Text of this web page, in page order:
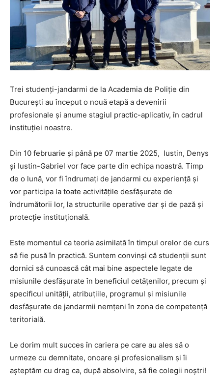
Trei studenți-jandarmi de la Academia de Poliție din
București au început o nouă etapă a devenirii
profesionale și anume stagiul practic-aplicativ, în cadrul
instituției noastre.
Din 10 februarie și până pe 07 martie 2025, Iustin, Denys
și Iustin-Gabriel vor face parte din echipa noastră. Timp
de o lună, vor fi îndrumaţi de jandarmi cu experiență şi
vor participa la toate activităţile desfăşurate de
îndrumătorii lor, la structurile operative dar și de pază și
protecție instituțională.
Este momentul ca teoria asimilată în timpul orelor de curs
să fie pusă în practică. Suntem convinși că studenții sunt
dornici să cunoască cât mai bine aspectele legate de
misiunile desfăşurate în beneficiul cetățenilor, precum și
specificul unităţii, atribuţiile, programul şi misiunile
desfăşurate de jandarmii nemțeni în zona de competenţă
teritorială.
Le dorim mult succes în cariera pe care au ales să o
urmeze cu demnitate, onoare și profesionalism și îi
așteptăm cu drag ca, după absolvire, să fie colegii noștri!